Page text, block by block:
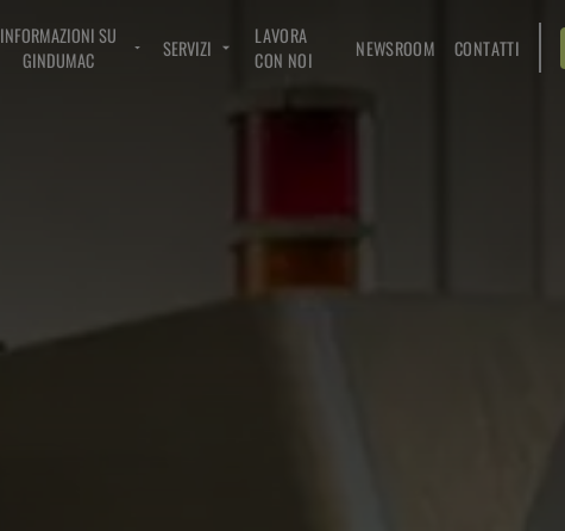
INFORMAZIONI SU
GINDUMAC
SERVIZI
LAVORA
CON NOI
NEWSROOM CONTATTI